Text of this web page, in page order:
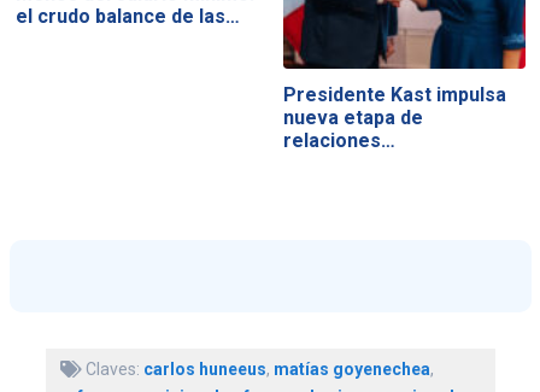
el crudo balance de las…
Presidente Kast impulsa
nueva etapa de
relaciones…
Claves: carlos huneeus, matías goyenechea,